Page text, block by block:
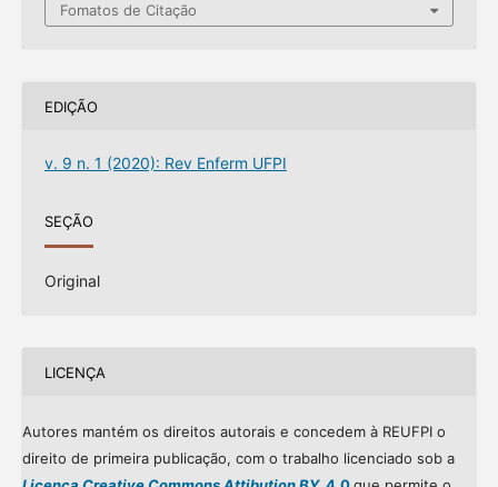
Fomatos de Citação
EDIÇÃO
v. 9 n. 1 (2020): Rev Enferm UFPI
SEÇÃO
Original
LICENÇA
Autores mantém os direitos autorais e concedem à REUFPI o
direito de primeira publicação, com o trabalho licenciado sob a